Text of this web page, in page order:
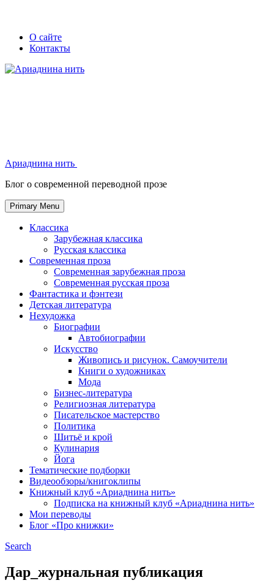
Skip
Secondary
left
navigation
Secondary
right
navigation
О сайте
Контакты
Ариаднина нить
Блог о современной переводной прозе
Primary Menu
Классика
Зарубежная классика
Русская классика
Современная проза
Современная зарубежная проза
Современная русская проза
Фантастика и фэнтези
Детская литература
Нехудожка
Биографии
Автобиографии
Искусство
Живопись и рисунок. Самоучители
Книги о художниках
Мода
Бизнес-литература
Религиозная литература
Писательское мастерство
Политика
Шитьё и крой
Кулинария
Йога
Тематические подборки
Видеообзоры/книгоклипы
Книжный клуб «Ариаднина нить»
Подписка на книжный клуб «Ариаднина нить»
Мои переводы
Блог «Про книжки»
Search
Дар_журнальная публикация